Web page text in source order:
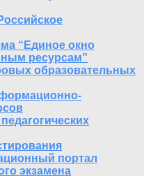
“Единое окно
ресурсам”
образовательных
портал
экзамена